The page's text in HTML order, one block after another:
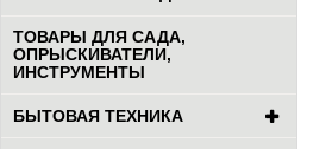
ТОВАРЫ ДЛЯ САДА,
ОПРЫСКИВАТЕЛИ,
ИНСТРУМЕНТЫ
БЫТОВАЯ ТЕХНИКА